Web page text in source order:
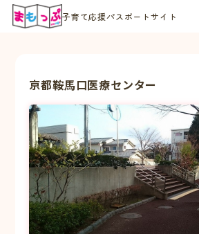
子育て応援パスポートサイト
京都鞍馬口医療センター